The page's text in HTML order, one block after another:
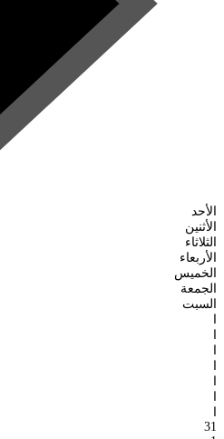
الأحد
الأثنين
الثلاثاء
الأربعاء
الخميس
الجمعة
السبت
31